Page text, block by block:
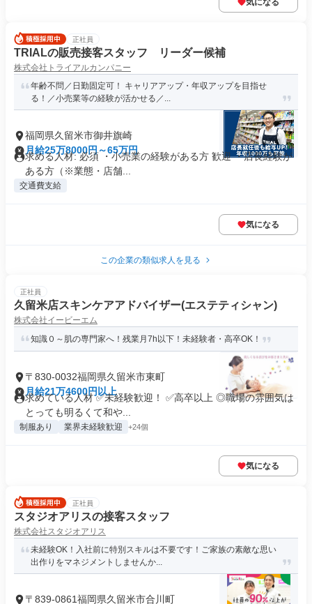
気になる
正社員
TRIALの販売接客スタッフ リーダー候補
株式会社トライアルカンパニー
年齢不問／日勤固定可！ キャリアアップ・年収アップを目指せ
る！／小売業等の経験が活かせる／...
福岡県久留米市御井旗崎
月給25万8000円～65万円
求める人材: 必須 ・小売業の経験がある方 歓迎 ・店長経験が
ある方（※業態・店舗...
交通費支給
気になる
この企業の類似求人を見る
正社員
久留米店スキンケアアドバイザー(エステティシャン)
株式会社イービーエム
知識０～肌の専門家へ！残業月7h以下！未経験者・高卒OK！
〒830-0032福岡県久留米市東町
月給21万4600円以上
求めている人材 ✅未経験歓迎！ ✅高卒以上 ◎職場の雰囲気は
とっても明るくて和や...
制服あり 業界未経験歓迎 +24個
気になる
正社員
スタジオアリスの接客スタッフ
株式会社スタジオアリス
未経験OK！入社前に特別スキルは不要です！ご家族の素敵な思い
出作りをマネジメントしませんか...
〒839-0861福岡県久留米市合川町